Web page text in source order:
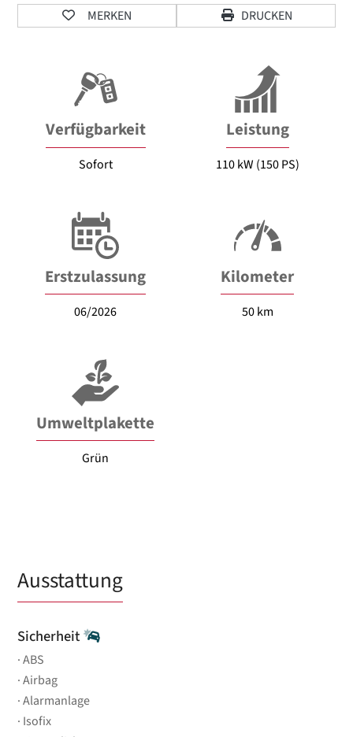
MERKEN DRUCKEN
Verfügbarkeit
Sofort
Leistung
110 kW (150 PS)
Erstzulassung
06/2026
Kilometer
50 km
Umweltplakette
Grün
Ausstattung
Sicherheit
ABS
Airbag
Alarmanlage
Isofix